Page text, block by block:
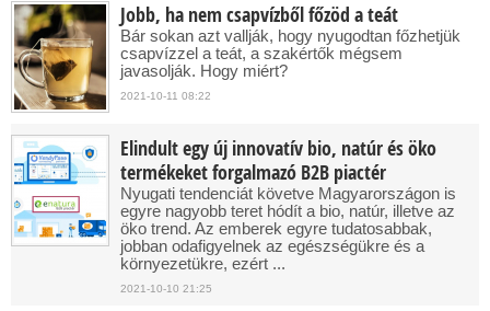
Jobb, ha nem csapvízből főzöd a teát
Bár sokan azt vallják, hogy nyugodtan főzhetjük
csapvízzel a teát, a szakértők mégsem
javasolják. Hogy miért?
2021-10-11 08:22
Elindult egy új innovatív bio, natúr és öko
termékeket forgalmazó B2B piactér
Nyugati tendenciát követve Magyarországon is
egyre nagyobb teret hódít a bio, natúr, illetve az
öko trend. Az emberek egyre tudatosabbak,
jobban odafigyelnek az egészségükre és a
környezetükre, ezért ...
2021-10-10 21:25